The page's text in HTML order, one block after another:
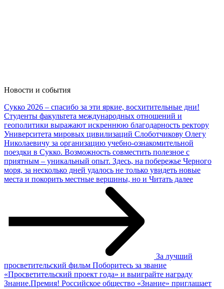
Новости и события
Сукко 2026 – спасибо за эти яркие, восхитительные дни!
Студенты факультета международных отношений и
геополитики выражают искреннюю благодарность ректору
Университета мировых цивилизаций Слоботчикову Олегу
Николаевичу за организацию учебно-ознакомительной
поездки в Сукко. Возможность совместить полезное с
приятным – уникальный опыт. Здесь, на побережье Черного
моря, за несколько дней удалось не только увидеть новые
места и покорить местные вершины, но и Читать далее
За лучший
просветительский фильм Поборитесь за звание
«Просветительский проект года» и выиграйте награду
Знание.Премия! Российское общество «Знание» приглашает